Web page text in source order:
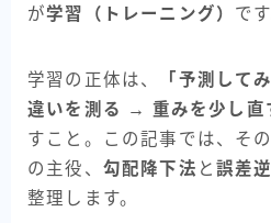
比較・選び方
目的別レシピ
が学習（トレーニング） です
学習の正体は、
「予測して
違いを測る → 重みを少し直
すこと。この記事では、そ
の主役、 勾配降下法 と誤差
整理します。